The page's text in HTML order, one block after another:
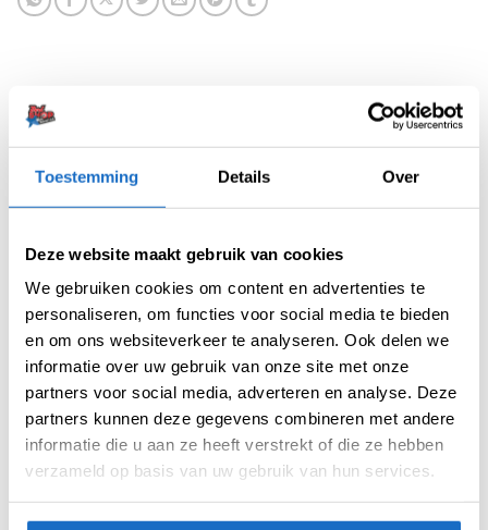
Toestemming Details Over
Deze website maakt gebruik van cookies
We gebruiken cookies om content en advertenties te
personaliseren, om functies voor social media te bieden
en om ons websiteverkeer te analyseren. Ook delen we
informatie over uw gebruik van onze site met onze
partners voor social media, adverteren en analyse. Deze
partners kunnen deze gegevens combineren met andere
informatie die u aan ze heeft verstrekt of die ze hebben
verzameld op basis van uw gebruik van hun services.
BEOORDELINGEN (0)
zijn geïnspireerd op de stijl en uitstraling van
de Duitse dartspeler Max Hopp. Het moderne
ontwerp combineert strakke geometrische
patronen met opvallende koper- en
bronstinten, wat zorgt voor een krachtige en
professionele uitstraling aan de oche.
De verfijnde details en metallic accenten
perfect aansluit bij moderne dartsets. Het